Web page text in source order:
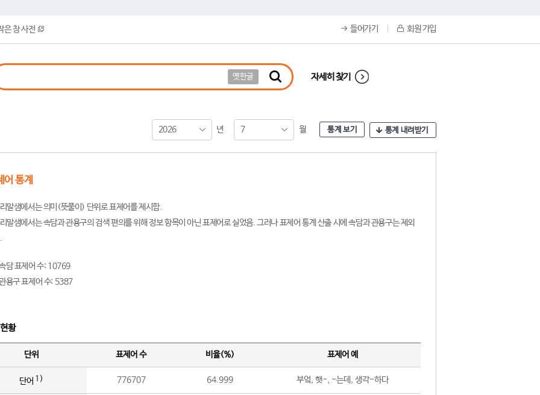
은 창 사전 들어가기 회원 가입
옛한글 자세히 찾기
2026 년 7 월 통계 보기 통계 내려받기
어 통계
말샘에서는 의미(뜻풀이) 단위로 표제어를 제시함.
말샘에서는 속담과 관용구의 검색 편의를 위해 정보 항목이 아닌 표제어로 실었음. 그러나 표제어 통계 산출 시에 속담과 관용구는 제외
담 표제어 수: 10769
용구 표제어 수: 5387
황
단위 표제어 수 비율(%) 표제어 예
단어 1) 776707 64.999 부엌, 햇-, -는데, 생각-하다